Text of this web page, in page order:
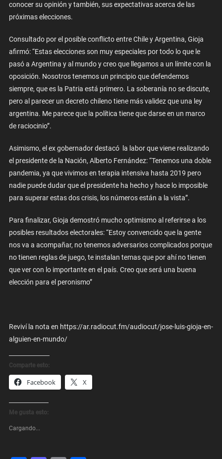
conocer su opinión y también, sus expectativas acerca de las
próximas elecciones.
Consultado por el posible conflicto entre Chile y Argentina, Gioja
afirmó: “Estas elecciones son muy especiales por todo lo que le
pasó a Argentina y al mundo y creo que llegamos a un límite con la
oposición. Nosotros tenemos un principio que defendemos
siempre, que es la Patria está primero. La soberanía no se discute,
pero al parecer un decreto chileno tiene más validez que una ley
argentina. Me parece que la política tiene que darse en un marco
de raciocinio”.
Asimismo, el ex gobernador destacó la labor que viene realizando
el presidente de la Nación, Alberto Fernández: “Tenemos una doble
pandemia, ya que vivimos en terapia intensiva hasta 2019 pero
nadie puede dudar que el presidente ha hecho y hace lo imposible
para superar estas dos crisis, los números están a la vista”.
Para finalizar, Gioja demostró mucho optimismo al referirse a los
posibles resultados electorales: “Estoy convencido que la gente
nos va a acompañar, no tenemos adversarios complicados porque
no tienen reglas de juego, te instalan temas que por ahí no tienen
que ver con lo importante en el país. Creo que será una buena
elección para el peronismo”
Reviví la nota en https://ar.radiocut.fm/audiocut/jose-luis-gioja-en-
alguien-en-mundo/
Comparte esto:
Facebook X
Me gusta esto:
Cargando...